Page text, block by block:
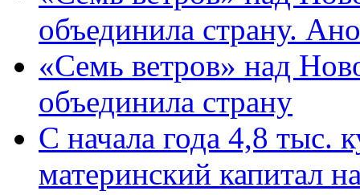
объединила страну.
«Семь ветров» над
объединила страну
С начала года 4,8 тыс.
материнский капитал